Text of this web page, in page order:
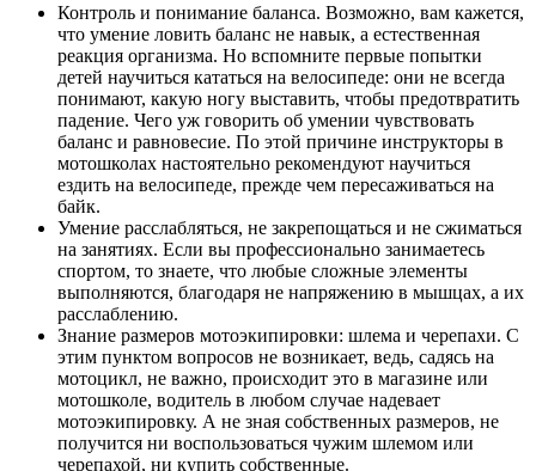
Контроль и понимание баланса. Возможно, вам кажется,
что умение ловить баланс не навык, а естественная
реакция организма. Но вспомните первые попытки
детей научиться кататься на велосипеде: они не всегда
понимают, какую ногу выставить, чтобы предотвратить
падение. Чего уж говорить об умении чувствовать
баланс и равновесие. По этой причине инструкторы в
мотошколах настоятельно рекомендуют научиться
ездить на велосипеде, прежде чем пересаживаться на
байк.
Умение расслабляться, не закрепощаться и не сжиматься
на занятиях. Если вы профессионально занимаетесь
спортом, то знаете, что любые сложные элементы
выполняются, благодаря не напряжению в мышцах, а их
расслаблению.
Знание размеров мотоэкипировки: шлема и черепахи. С
этим пунктом вопросов не возникает, ведь, садясь на
мотоцикл, не важно, происходит это в магазине или
мотошколе, водитель в любом случае надевает
мотоэкипировку. А не зная собственных размеров, не
получится ни воспользоваться чужим шлемом или
черепахой, ни купить собственные.